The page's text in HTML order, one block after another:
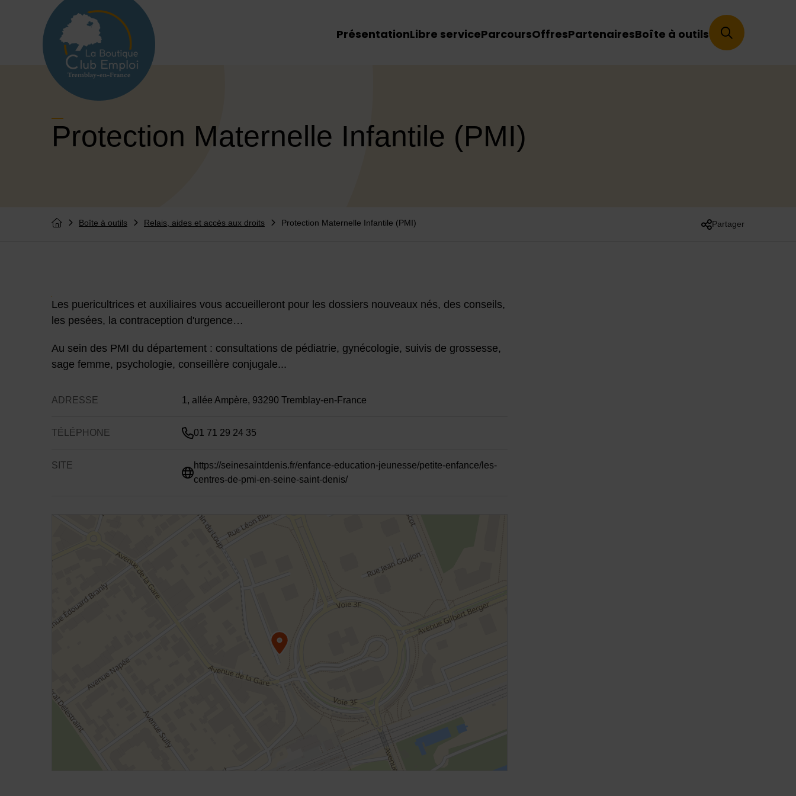
Menu de raccourcis
PrésentationLibre serviceParcoursOffresPartenairesBoîte à outils
Protection Maternelle Infantile (PMI)
Vous êtes ici :
Retourner à l'accueil
Boîte à outils Relais, aides et accès aux droits Protection Maternelle Infantile (PMI)
Liste des liens de
Partager
Contenu de la fiche d'annuaire
Les puericultrices et auxiliaires vous accueilleront pour les dossiers nouveaux nés, des conseils,
les pesées, la contraception d'urgence…
Au sein des PMI du département : consultations de pédiatrie, gynécologie, suivis de grossesse,
sage femme, psychologie, conseillère conjugale...
ADRESSE 1, allée Ampère, 93290 Tremblay-en-France
TÉLÉPHONE 01 71 29 24 35
SITE
https://seinesaintdenis.fr/enfance-education-jeunesse/petite-enfance/les-
centres-de-pmi-en-seine-saint-denis/
48.945764,2.566248